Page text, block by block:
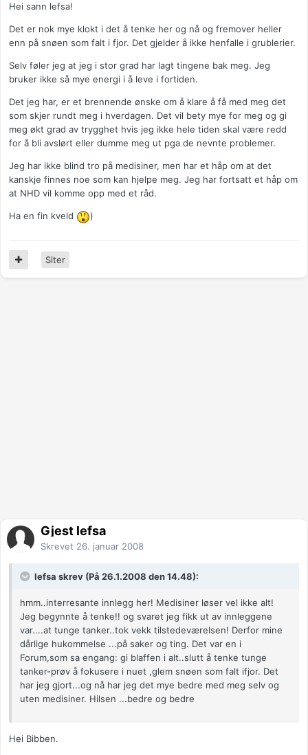
Hei sann lefsa!
Det er nok mye klokt i det å tenke her og nå og fremover heller
enn på snøen som falt i fjor. Det gjelder å ikke henfalle i grublerier.
Selv føler jeg at jeg i stor grad har lagt tingene bak meg. Jeg
bruker ikke så mye energi i å leve i fortiden.
Det jeg har, er et brennende ønske om å klare å få med meg det
som skjer rundt meg i hverdagen. Det vil bety mye for meg og gi
meg økt grad av trygghet hvis jeg ikke hele tiden skal være redd
for å bli avslørt eller dumme meg ut pga de nevnte problemer.
Jeg har ikke blind tro på medisiner, men har et håp om at det
kanskje finnes noe som kan hjelpe meg. Jeg har fortsatt et håp om
at NHD vil komme opp med et råd.
Ha en fin kveld )
Siter
Gjest lefsa
Skrevet 26. januar 2008
lefsa skrev (På 26.1.2008 den 14.48):
hmm..interresante innlegg her! Medisiner løser vel ikke alt!
Jeg begynnte å tenke!! og svaret jeg fikk ut av innleggene
var....at tunge tanker..tok vekk tilstedeværelsen! Derfor mine
dårlige hukommelse ...på saker og ting. Det var en i
Forum,som sa engang: gi blaffen i alt..slutt å tenke tunge
tanker-prøv å fokusere i nuet ,glem snøen som falt ifjor. Det
har jeg gjort...og nå har jeg det mye bedre med meg selv og
uten medisiner. Hilsen ...bedre og bedre
Hei Bibben.